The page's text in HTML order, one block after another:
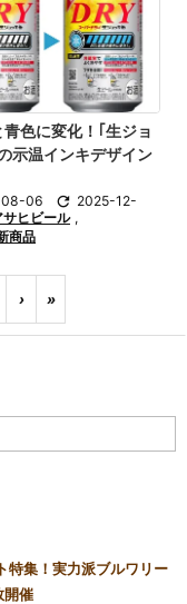
色に変化！｢生ジョ
示温インキデザイン
06  2025-12-
サヒビール ,
商品
› »
集！実力派ブルワリー
開催